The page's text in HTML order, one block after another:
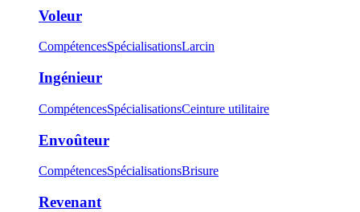
Voleur
CompétencesSpécialisationsLarcin
Ingénieur
CompétencesSpécialisationsCeinture utilitaire
Envoûteur
CompétencesSpécialisationsBrisure
Revenant